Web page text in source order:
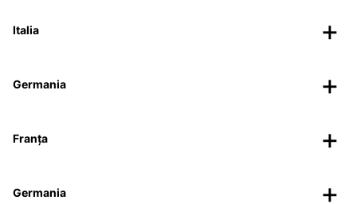
Italia
Germania
Franța
Germania